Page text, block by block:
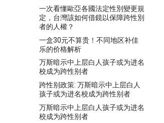
一次看懂歐亞各國法定性別變更規
定，台灣該如何借鏡以保障跨性別
者的人權？
一盒30元不算贵！不同地区补佳
乐的价格解析
万斯暗示中上层白人孩子或为进名
校成为跨性别者
跨性别政策: 万斯暗示中上层白人
孩子或为进名校成为跨性别者
万斯暗示中上层白人孩子或为进名
校成为跨性别者